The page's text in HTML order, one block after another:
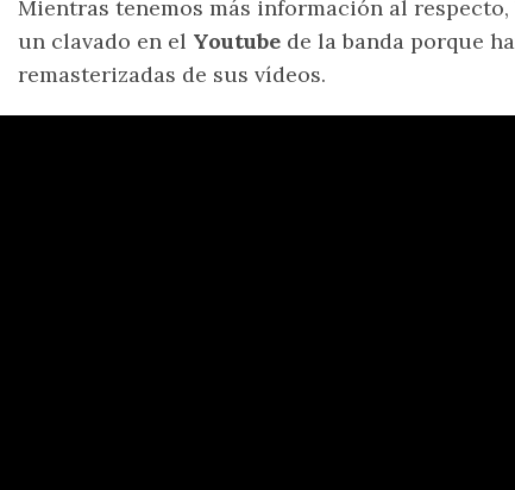
Mientras tenemos más información al
un clavado en el Youtube de la banda porque
remasterizadas de sus vídeos.